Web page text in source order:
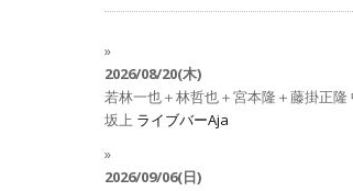
2026/08/20(木)
若林一也＋林哲也＋宮本隆＋藤掛正隆
坂上 ライブバーAja
2026/09/06(日)